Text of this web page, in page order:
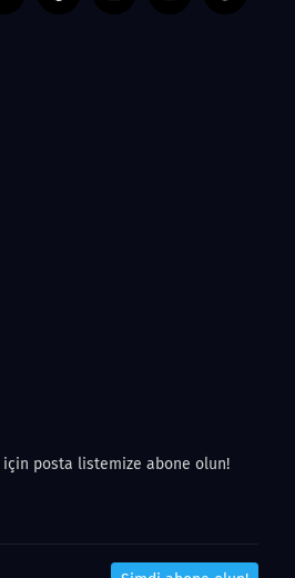
posta listemize abone olun!